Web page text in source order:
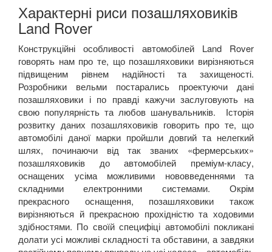
Характерні риси позашляховиків
Land Rover
Конструкційні особливості автомобілей Land Rover
говорять нам про те, що позашляховики вирізняються
підвищеним рівнем надійності та захищеності.
Розробники вельми постарались проектуючи дані
позашляховики і по правді кажучи заслуговують на
свою популярність та любов шанувальників.
Історія
розвитку даних позашляховиків говорить про те, що
автомобілі даної марки пройшли довгий та нелегкий
шлях, починаючи від так званих «фермерських»
позашляховиків до автомобілей преміум-класу,
оснащених усіма можливими нововведеннями та
складними електронними системами. Окрім
прекрасного оснащення, позашляховики також
вирізняються й прекрасною прохідністю та ходовими
здібностями. По своїй специфіці автомобілі покликані
долати усі можливі складності та обставини, а завдяки